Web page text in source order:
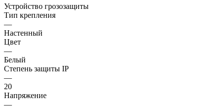
Устройство грозозащиты
Тип крепления
—
Настенный
Цвет
—
Белый
Степень защиты IP
—
20
Напряжение
—